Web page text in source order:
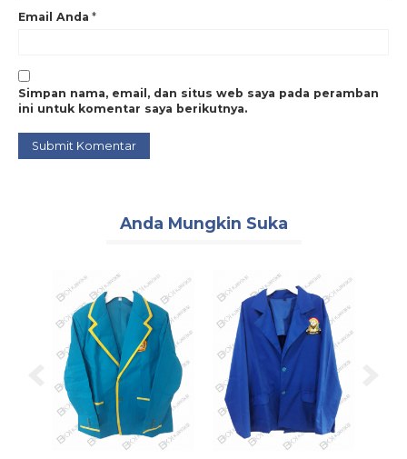
Email Anda *
Simpan nama, email, dan situs web saya pada peramban
ini untuk komentar saya berikutnya.
Anda Mungkin Suka